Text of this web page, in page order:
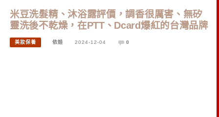
米豆洗髮精、沐浴露評價，調香很厲害、無矽
靈洗後不乾燥，在PTT、Dcard爆紅的台灣品牌
美妝保養 依娃 2024-12-04 0